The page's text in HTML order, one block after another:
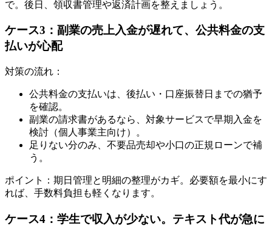
で。後日、領収書管理や返済計画を整えましょう。
ケース3：副業の売上入金が遅れて、公共料金の支
払いが心配
対策の流れ：
公共料金の支払いは、後払い・口座振替日までの猶予
を確認。
副業の請求書があるなら、対象サービスで早期入金を
検討（個人事業主向け）。
足りない分のみ、不要品売却や小口の正規ローンで補
う。
ポイント：期日管理と明細の整理がカギ。必要額を最小にす
れば、手数料負担も軽くなります。
ケース4：学生で収入が少ない。テキスト代が急に